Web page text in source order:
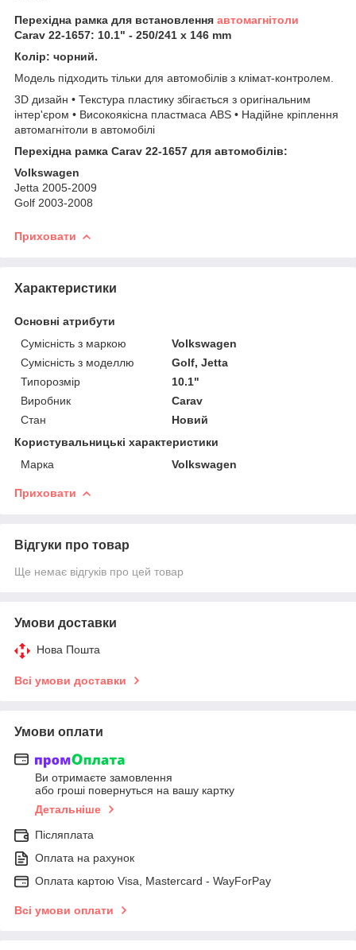
Перехідна рамка для встановлення автомагнітоли
Carav 22-1657: 10.1" - 250/241 x 146 mm
Колір: чорний.
Модель підходить тільки для автомобілів з клімат-контролем.
3D дизайн • Текстура пластику збігається з оригінальним
інтер'єром • Високоякісна пластмаса ABS • Надійне кріплення
автомагнітоли в автомобілі
Перехідна рамка Carav 22-1657 для автомобілів:
Volkswagen
Jetta 2005-2009
Golf 2003-2008
Приховати
Характеристики
Основні атрибути
Сумісність з маркою
Volkswagen
Сумісність з моделлю
Golf, Jetta
Типорозмір
10.1"
Виробник
Carav
Стан
Новий
Користувальницькі характеристики
Марка
Volkswagen
Приховати
Відгуки про товар
Ще немає відгуків про цей товар
Умови доставки
Нова Пошта
Всі умови доставки
Умови оплати
Ви отримаєте замовлення
або гроші повернуться на вашу картку
Детальніше
Післяплата
Оплата на рахунок
Оплата картою Visa, Mastercard - WayForPay
Всі умови оплати